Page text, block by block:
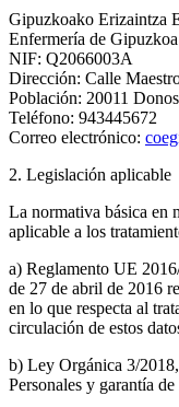
Gipuzkoako Erizaintza
Enfermería de Gipuzkoa
NIF: Q2066003A
Dirección: Calle
Población: 20011
Teléfono: 943445672
Correo electrónico:
2. Legislación aplicable
La normativa básica en
aplicable a los
a) Reglamento UE
de 27 de abril de 2016
en lo que respecta al
circulación de estos
b) Ley Orgánica 3/
Personales y garantía